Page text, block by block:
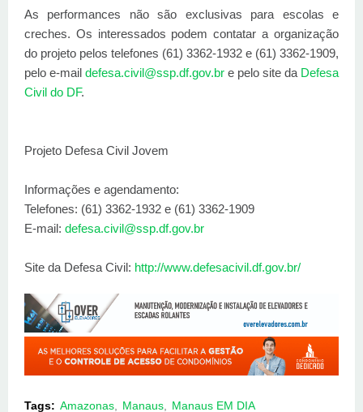
As performances não são exclusivas para escolas e
creches. Os interessados podem contatar a organização
do projeto pelos telefones (61) 3362-1932 e (61) 3362-1909,
pelo e-mail defesa.civil@ssp.df.gov.br e pelo site da Defesa
Civil do DF.
Projeto Defesa Civil Jovem
Informações e agendamento:
Telefones: (61) 3362-1932 e (61) 3362-1909
E-mail: defesa.civil@ssp.df.gov.br
Site da Defesa Civil: http://www.defesacivil.df.gov.br/
Tags: Amazonas Manaus Manaus EM DIA